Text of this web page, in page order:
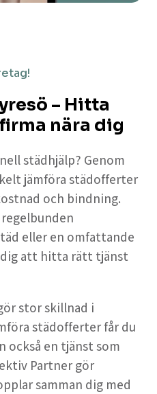
– Hitta
nära dig
städhjälp? Genom
jämföra städofferter
och bindning.
eller en omfattande
att hitta rätt tjänst
stor skillnad i
städofferter får du
också en tjänst som
Partner gör
samman dig med